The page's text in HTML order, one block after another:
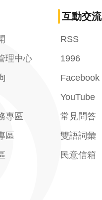
理中心
專區
區
互動交流
RSS
1996
Facebook
YouTube
常見問答
雙語詞彙
民意信箱